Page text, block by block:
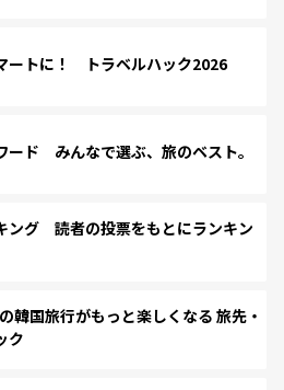
ートに！ トラベルハック2026
ード みんなで選ぶ、旅のベスト。
ング 読者の投票をもとにランキン
国旅行がもっと楽しくなる 旅先・
ク